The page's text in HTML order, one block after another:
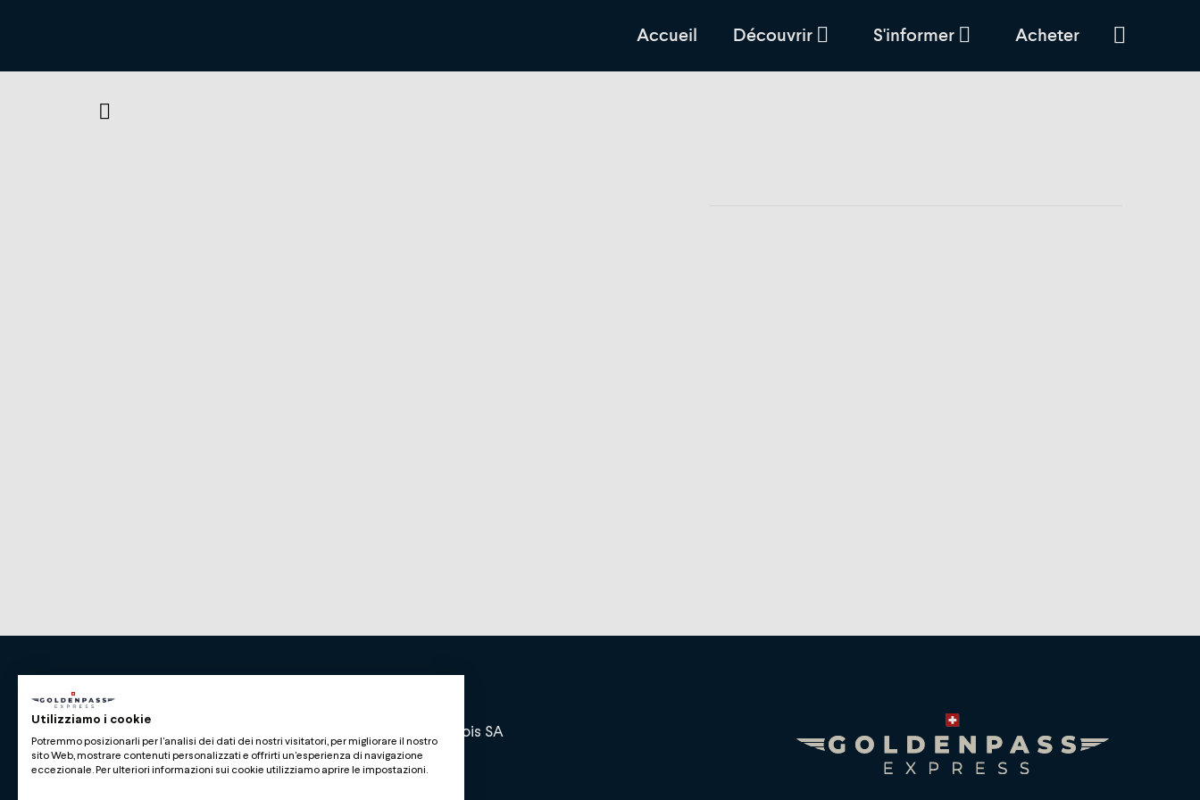
Accueil Découvrir S'informer Acheter
Premium Swiss Travel Experience
Compagnie du Chemin de Fer Montreux Oberland bernois SA
BLS AG
Utilizziamo i cookie
Potremmo posizionarli per l'analisi dei dati dei nostri visitatori, per migliorare il nostro
sito Web, mostrare contenuti personalizzati e offrirti un'esperienza di navigazione
eccezionale. Per ulteriori informazioni sui cookie utilizziamo aprire le impostazioni.